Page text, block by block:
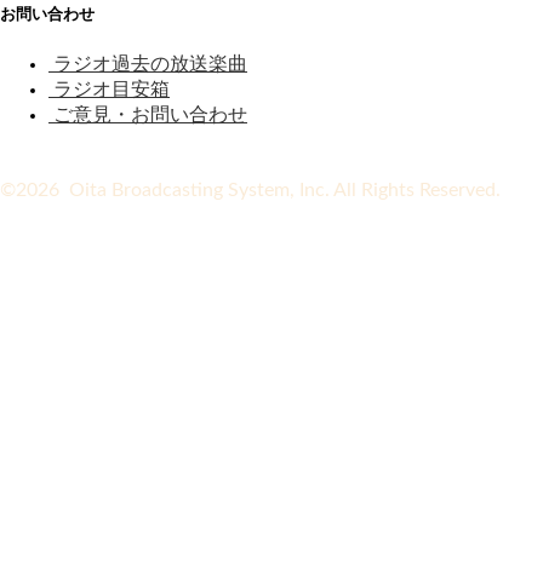
お問い合わせ
ラジオ過去の放送楽曲
ラジオ目安箱
ご意見・お問い合わせ
©2026 Oita Broadcasting System, Inc. All Rights Reserved.